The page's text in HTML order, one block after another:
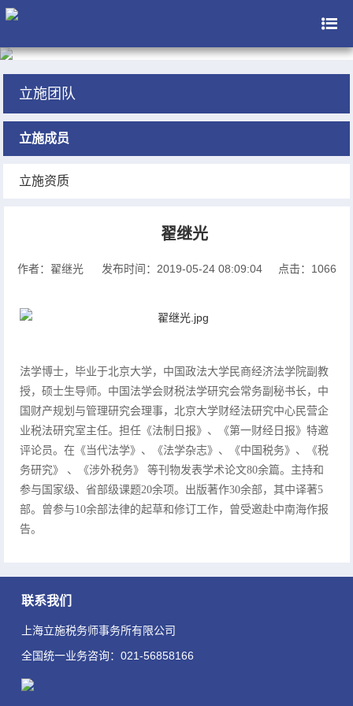
立施团队
立施成员
立施资质
翟继光
作者：翟继光 发布时间：2019-05-24 08:09:04 点击：1066
法学博士，毕业于北京大学，中国政法大学民商经济法学院副教
授，硕士生导师。中国法学会财税法学研究会常务副秘书长，中
国财产规划与管理研究会理事，北京大学财经法研究中心民营企
业税法研究室主任。担任《法制日报》、《第一财经日报》特邀
评论员。在《当代法学》、《法学杂志》、《中国税务》、《税
务研究》 、《涉外税务》 等刊物发表学术论文80余篇。主持和
参与国家级、省部级课题20余项。出版著作30余部，其中译著5
部。曾参与10余部法律的起草和修订工作，曾受邀赴中南海作报
告。
联系我们
上海立施税务师事务所有限公司
全国统一业务咨询：021-56858166